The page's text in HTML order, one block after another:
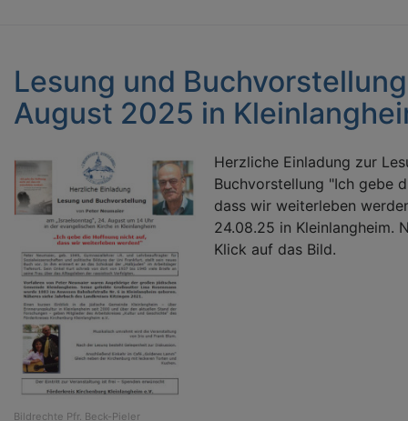
Lesung und
August 2025 in
Bildrechte Pfr. Beck-Pieler
Herzliche Einladung zur
Buchvorstellung "Ich gebe
dass wir weiterleben
24.08.25 in Kleinlangheim.
Klick auf das Bild.